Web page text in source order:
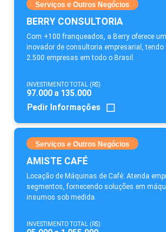
Serviços e Outros Negócios
BERRY CONSULTORIA
Com +100 franqueados, a Berry oferece
inovador de consultoria empresarial,
2.500 empresas em todo o Brasil.
INVESTIMENTO TOTAL (R$)
97.000 a 135.000
Pedir Informações
Serviços e Outros Negócios
AMISTE CAFÉ
Locação de Máquinas de Café: Atenda
segmentos, fornecendo soluções em
insumos sob medida.
INVESTIMENTO TOTAL (R$)